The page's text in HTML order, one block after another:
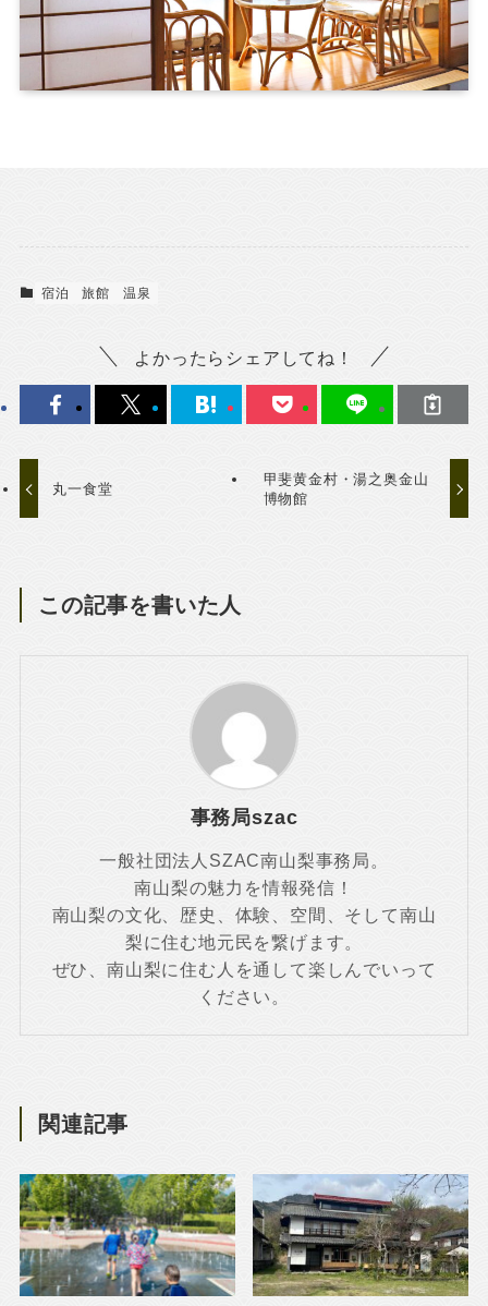
宿泊 旅館 温泉
よかったらシェアしてね！
丸一食堂
甲斐黄金村・湯之奥金山
博物館
この記事を書いた人
事務局szac
一般社団法人SZAC南山梨事務局。
南山梨の魅力を情報発信！
南山梨の文化、歴史、体験、空間、そして南山
梨に住む地元民を繋げます。
ぜひ、南山梨に住む人を通して楽しんでいって
ください。
関連記事